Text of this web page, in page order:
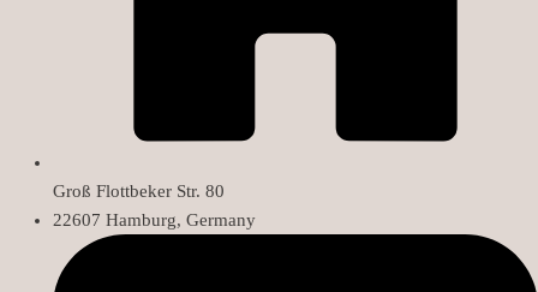
Groß Flottbeker Str. 80
22607 Hamburg, Germany